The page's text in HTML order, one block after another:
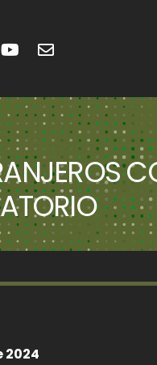
2024